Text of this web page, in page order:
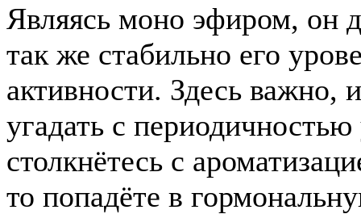
Являясь моно эфиром, он
так же стабильно его
активности. Здесь важно,
угадать с
столкнётесь с
то попадёте в